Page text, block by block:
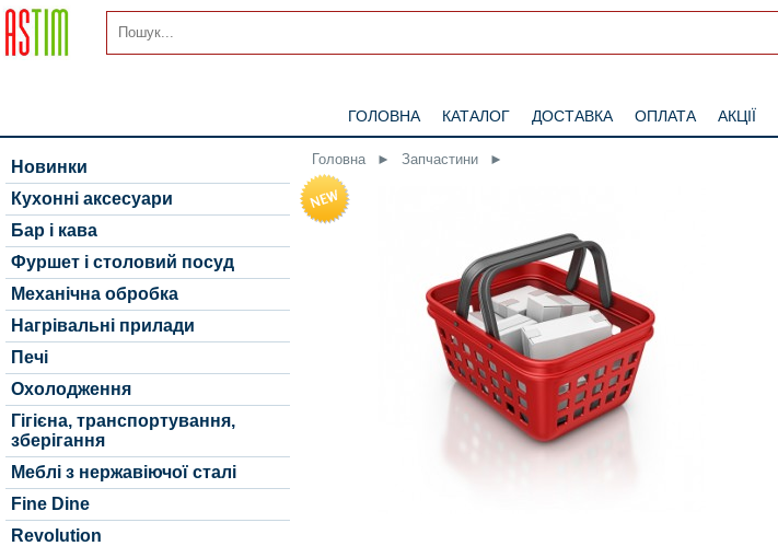
ГОЛОВНА КАТАЛОГ ДОСТАВКА ОПЛАТА АКЦІЇ
Новинки
Кухонні аксесуари
Бар і кава
Фуршет і столовий посуд
Механічна обробка
Нагрівальні прилади
Печі
Охолодження
Гігієна, транспортування,
зберігання
Меблі з нержавіючої сталі
Fine Dine
Revolution
Головна ► Запчастини ►